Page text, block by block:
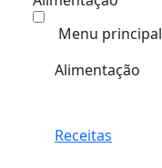
Menu principal
Alimentação
Receitas